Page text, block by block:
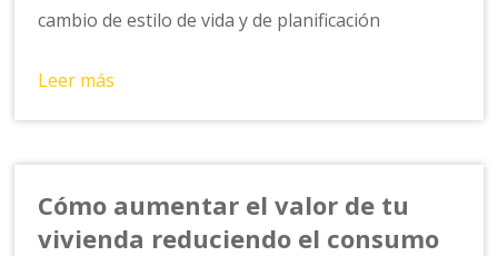
cambio de estilo de vida y de planificación
Leer más
Cómo aumentar el valor de tu
vivienda reduciendo el consumo